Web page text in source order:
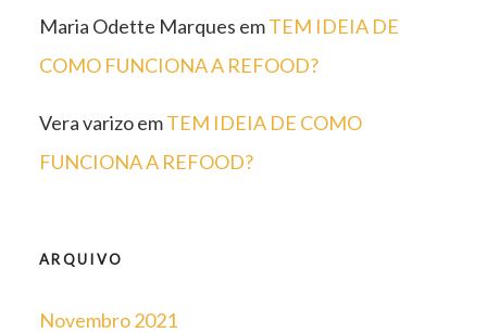
Maria Odette Marques emTEM IDEIA DE
COMO FUNCIONA A REFOOD?
Vera varizoemTEM IDEIA DE COMO
FUNCIONA A REFOOD?
ARQUIVO
Novembro 2021